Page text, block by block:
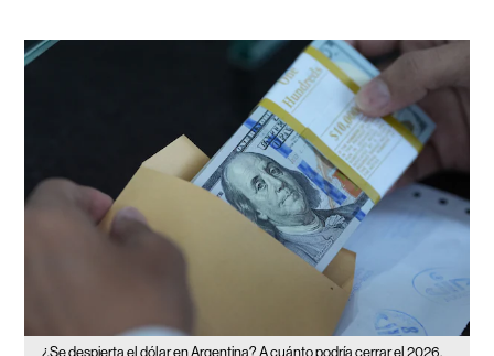
¿Se despierta el dólar en Argentina? A cuánto podría cerrar el 2026,